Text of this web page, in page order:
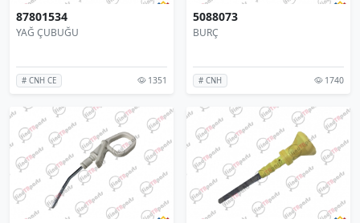
87801534
YAĞ ÇUBUĞU
# CNH CE 1351
5088073
BURÇ
# CNH 1740